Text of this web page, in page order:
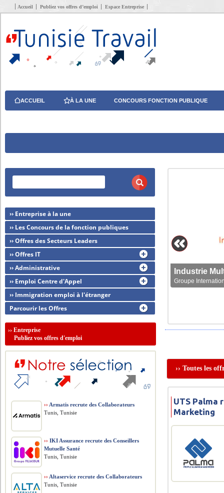
Accueil Publiez vos offres d’emploi Espace Entreprise
ACCUEIL À LA UNE CONCOURS FONCTION PUBLIQUE
Groupe
›› Toutes les
UTS Palma
Marketing
›› Entreprise à la une
›› Les Concours de la fonction publiques
›› Offres des Secteurs Leaders
›› Offres IT
›› Administrative
›› Emploi Centre d'Appel
›› Immigration emploi à l'étranger
Parcourir les Offres
››Entreprise
Publiez vos offres d'emploi
›› Armatis recrute des Collaborateurs
Tunis, Tunisie
›› IKI Assurance recrute des Conseillers
Mutuelle Santé
Tunis, Tunisie
›› Altaservice recrute des Collaborateurs
Tunis, Tunisie